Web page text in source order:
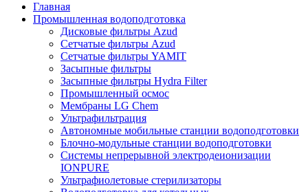
Главная
Промышленная водоподготовка
Дисковые фильтры Azud
Сетчатые фильтры Azud
Сетчатые фильтры YAMIT
Засыпные фильтры
Засыпные фильтры Hydra Filter
Промышленный осмос
Мембраны LG Chem
Ультрафильтрация
Автономные мобильные станции водоподготовки
Блочно-модульные станции водоподготовки
Системы непрерывной электродеионизации
IONPURE
Ультрафиолетовые стерилизаторы